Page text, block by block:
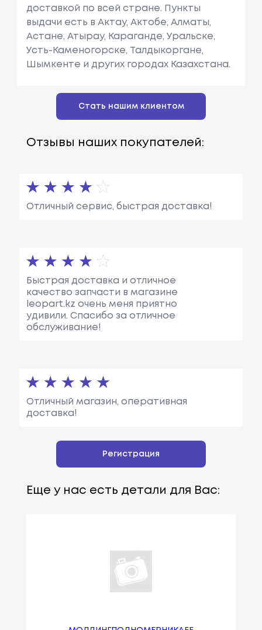
доставкой по всей стране. Пункты
выдачи есть в Актау, Актобе, Алматы,
Астане, Атырау, Караганде, Уральске,
Усть-Каменогорске, Талдыкоргане,
Шымкенте и других городах Казахстана.
Стать нашим клиентом
Отзывы наших покупателей:
Отличный сервис, быстрая доставка!
Быстрая доставка и отличное
качество запчасти в магазине
leopart.kz очень меня приятно
удивили. Спасибо за отличное
обслуживание!
Отличный магазин, оперативная
доставка!
Регистрация
Еще у нас есть детали для Вас: